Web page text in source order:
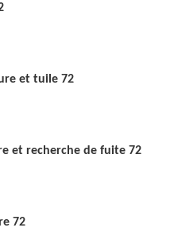
et tuile 72
et recherche de fuite 72
72